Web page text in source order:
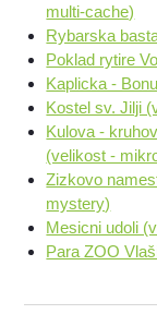
multi-cache)
Rybarska
Poklad rytire
Kaplicka -
Kostel sv. Jilji
Kulova -
(velikost -
Zizkovo
mystery)
Mesicni udoli
Para ZOO